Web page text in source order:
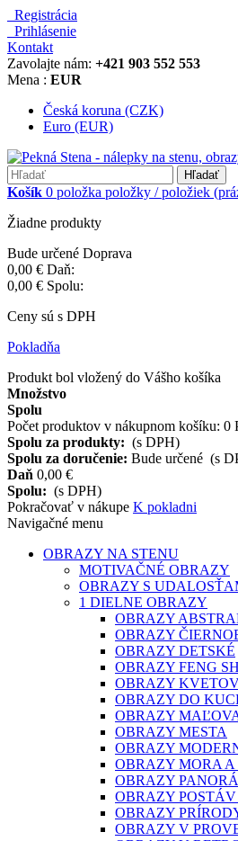
Registrácia
Prihlásenie
Kontakt
Zavolajte nám: +421 903 552 553
Mena : EUR
Česká koruna (CZK)
Euro (EUR)
Hľadať
Košík 0 položka položky / položiek
Žiadne produkty
Bude určené Doprava
0,00 € Daň:
0,00 € Spolu:
Ceny sú s DPH
Pokladňa
Produkt bol vložený do Vášho košíka
Množstvo
Spolu
Počet produktov v nákupnom košíku: 0
Spolu za produkty: (s DPH)
Spolu za doručenie: Bude určené (s
Daň 0,00 €
Spolu: (s DPH)
Pokračovať v nákupe K pokladni
Navigačné menu
OBRAZY NA STENU
MOTIVAČNÉ OBRAZY
OBRAZY S
1 DIELNE OBRAZY
OBRAZY
OBRAZY
OBRAZY DETSKÉ
OBRAZY FENG
OBRAZY
OBRAZY DO
OBRAZY
OBRAZY MESTA
OBRAZY
OBRAZY MORA A
OBRAZY
OBRAZY
OBRAZY
OBRAZY V